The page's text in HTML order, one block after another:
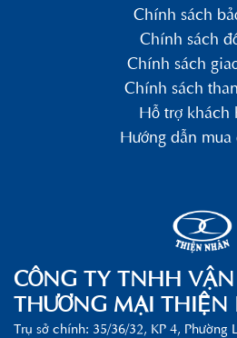
Chính sách
Chính sách
Chính sách
Chính sách
Hỗ trợ khách
Hướng dẫn
CÔNG TY TNHH
THƯƠNG MẠI
Trụ sở chính: 35/36/32, KP 4,